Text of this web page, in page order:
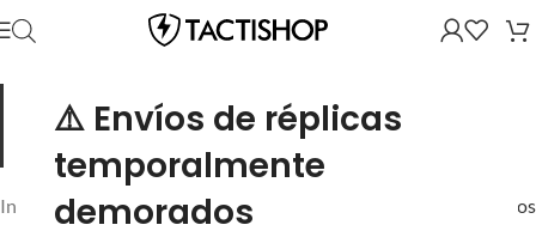
⚠️ Envíos de réplicas
temporalmente
demorados
Accesorios para tu SSX23.
Cargadores, supresores, fundas y
mejoras para la pistola silenciosa SSX23. Todo para tu setup
de sigilo.
Inicio Novritsch/Pistolas/SSX23 Mostrando los 22 resultados